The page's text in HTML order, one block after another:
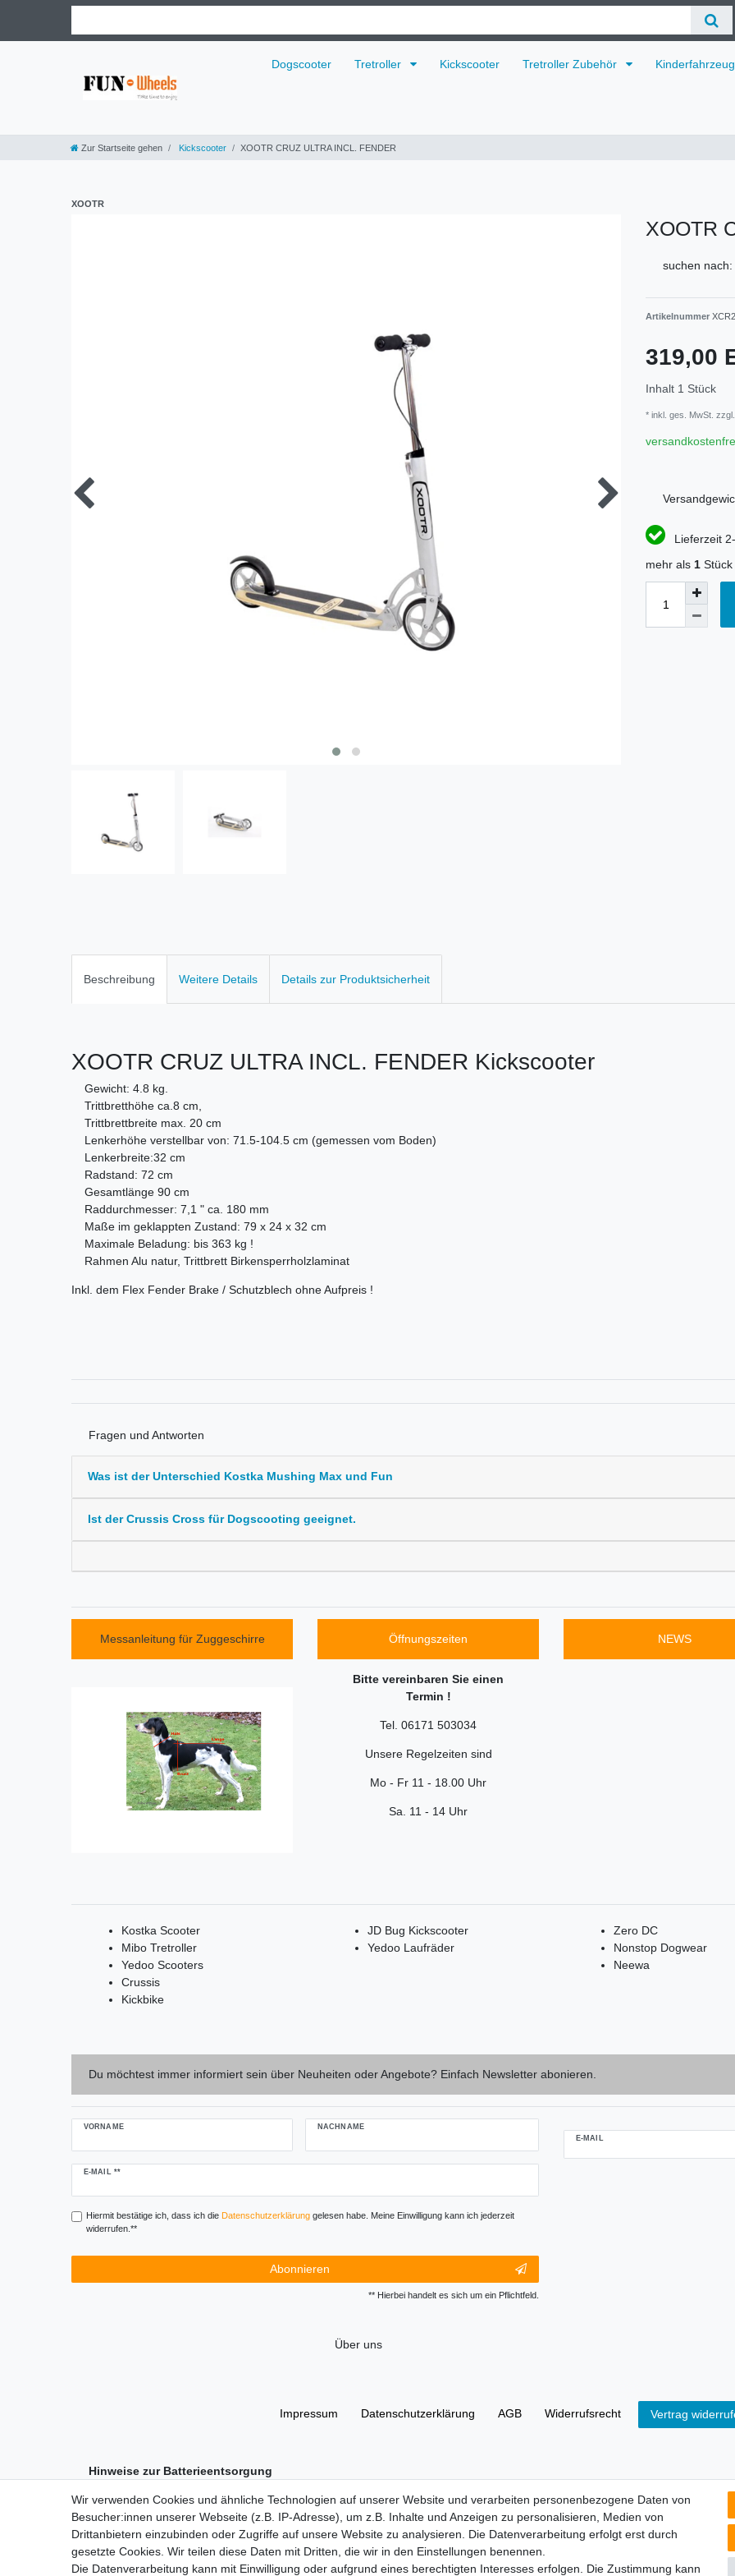
Dogscooter Tretroller Kickscooter Tretroller Zubehör
Zur Startseite gehen Kickscooter XOOTR CRUZ ULTRA INCL. FENDER
XOOTR
XOOTR
suchen nach:
Artikelnummer XCR2
319,00
Inhalt 1 Stück
* inkl. ges. MwSt. zzgl.
Lieferzeit
mehr als 1
Beschreibung Weitere Details Details zur Produktsicherheit
XOOTR CRUZ ULTRA INCL. FENDER Kickscooter
Gewicht: 4.8 kg.
Trittbretthöhe ca.8 cm,
Trittbrettbreite max. 20 cm
Lenkerhöhe verstellbar von: 71.5-104.5 cm (gemessen vom Boden)
Lenkerbreite:32 cm
Radstand: 72 cm
Gesamtlänge 90 cm
Raddurchmesser: 7,1 " ca. 180 mm
Maße im geklappten Zustand: 79 x 24 x 32 cm
Maximale Beladung: bis 363 kg !​
Rahmen Alu natur, Trittbrett Birkensperrholzlaminat ​
Inkl. dem Flex Fender Brake / Schutzblech ohne Aufpreis !
Fragen und Antworten
Was ist der Unterschied Kostka Mushing Max und Fun
Ist der Crussis Cross für Dogscooting geeignet.
Messanleitung für Zuggeschirre Öffnungszeiten
Bitte vereinbaren Sie einen
Termin !
Tel. 06171 503034
Unsere Regelzeiten sind
Mo - Fr 11 - 18.00 Uhr
Sa. 11 - 14 Uhr
NEWS
Kostka Scooter
Mibo Tretroller
Yedoo Scooters
Crussis
Kickbike
JD Bug Kickscooter
Yedoo Laufräder
Zero DC
Nonstop Dogwear
Neewa
Du möchtest immer informiert sein über Neuheiten oder Angebote? Einfach Newsletter abonieren.
VORNAME NACHNAME
E-MAIL **
Newsletter
Hiermit bestätige ich, dass ich die Daten­schutz­erklärunggelesen habe. Meine Einwilligung kann ich jederzeit
widerrufen.**
Abonnieren
** Hierbei handelt es sich um ein Pflichtfeld.
E-MAIL
Wir verwenden Cookies und ähnliche Technologien auf unserer Website und verarbeiten personenbezogene Daten von
Besucher:innen unserer Webseite (z.B. IP-Adresse), um z.B. Inhalte und Anzeigen zu personalisieren, Medien von
Drittanbietern einzubinden oder Zugriffe auf unsere Website zu analysieren. Die Datenverarbeitung erfolgt erst durch
gesetzte Cookies. Wir teilen diese Daten mit Dritten, die wir in den Einstellungen benennen.
Die Datenverarbeitung kann mit Einwilligung oder aufgrund eines berechtigten Interesses erfolgen. Die Zustimmung kann
Über uns
Impressum Daten­schutz­erklärung AGB Widerrufs­recht Vertrag
Hinweise zur Batterieentsorgung
Sie sind zur Rückgabe gebrauchter Batterien als Endnutzer gesetzlich verpflichtet. Sie können Altbatterien, die wir als
unentgeltlich an unserem Versandlager (Versandadresse) zurückgeben. Die auf den Batterien abgebildeten Symbole haben
Das Symbol der durchgekreuzten Mülltonne bedeutet, dass die Batterie nicht in den Hausmüll gegeben werden darf.
Pb = Batterie enthält mehr als 0,004 Masseprozent Blei